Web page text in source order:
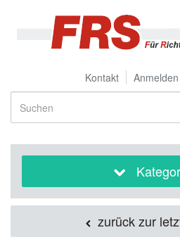
Kontakt Anmelden
zurück zur